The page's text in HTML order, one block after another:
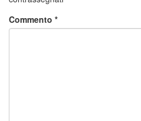
Commento *